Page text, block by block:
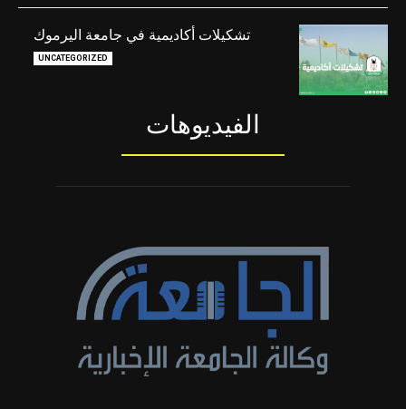
تشكيلات أكاديمية في جامعة اليرموك
UNCATEGORIZED
الفيديوهات